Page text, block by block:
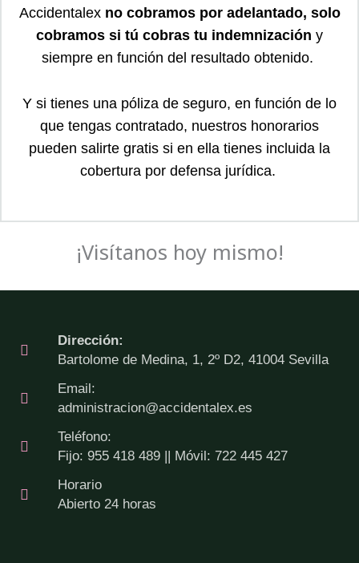
Accidentalex no cobramos por adelantado, solo
cobramos si tú cobras tu indemnización y
siempre en función del resultado obtenido.
Y si tienes una póliza de seguro, en función de lo
que tengas contratado, nuestros honorarios
pueden salirte gratis si en ella tienes incluida la
cobertura por defensa jurídica.
¡Visítanos hoy mismo!
Dirección:
Bartolome de Medina, 1, 2º D2, 41004 Sevilla
Email:
administracion@accidentalex.es
Teléfono:
Fijo: 955 418 489 || Móvil: 722 445 427
Horario
Abierto 24 horas